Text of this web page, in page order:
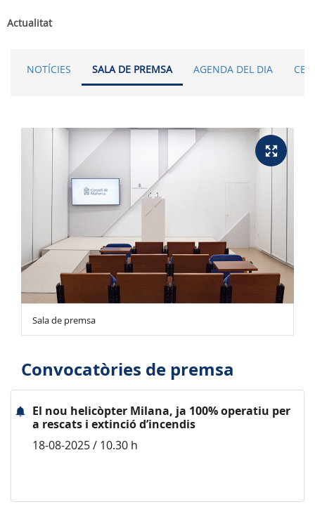
Actualitat
NOTÍCIES SALA DE PREMSA AGENDA DEL DIA
Sala de premsa
Convocatòries de premsa
El nou helicòpter Milana, ja 100% operatiu per
a rescats i extinció d’incendis
18-08-2025 / 10.30 h